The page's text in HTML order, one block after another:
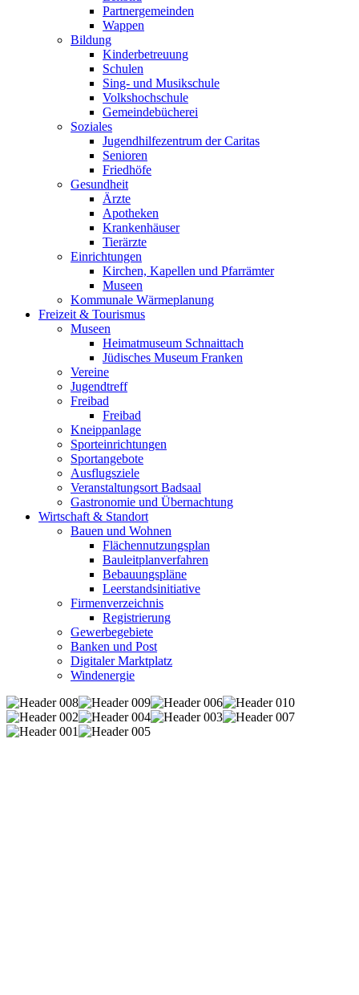
Partnergemeinden
Wappen
Bildung
Kinderbetreuung
Schulen
Sing- und Musikschule
Volkshochschule
Gemeindebücherei
Soziales
Jugendhilfezentrum der Caritas
Senioren
Friedhöfe
Gesundheit
Ärzte
Apotheken
Krankenhäuser
Tierärzte
Einrichtungen
Kirchen, Kapellen und Pfarrämter
Museen
Kommunale Wärmeplanung
Freizeit & Tourismus
Museen
Heimatmuseum Schnaittach
Jüdisches Museum Franken
Vereine
Jugendtreff
Freibad
Freibad
Kneippanlage
Sporteinrichtungen
Sportangebote
Ausflugsziele
Veranstaltungsort Badsaal
Gastronomie und Übernachtung
Wirtschaft & Standort
Bauen und Wohnen
Flächennutzungsplan
Bauleitplanverfahren
Bebauungspläne
Leerstandsinitiative
Firmenverzeichnis
Registrierung
Gewerbegebiete
Banken und Post
Digitaler Marktplatz
Windenergie